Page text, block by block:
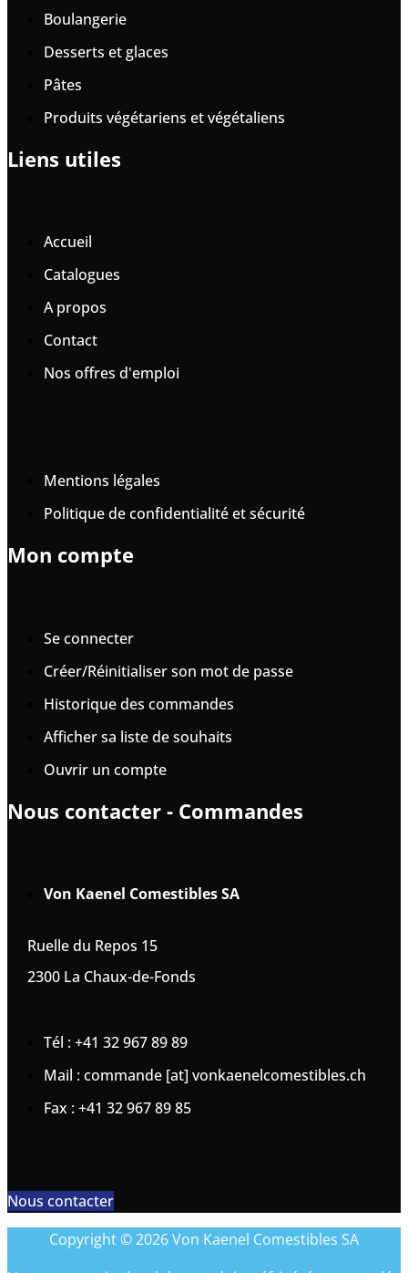
Boulangerie
Desserts et glaces
Pâtes
Produits végétariens et végétaliens
Liens utiles
Accueil
Catalogues
A propos
Contact
Nos offres d'emploi
Mentions légales
Politique de confidentialité et sécurité
Mon compte
Se connecter
Créer/Réinitialiser son mot de passe
Historique des commandes
Afficher sa liste de souhaits
Ouvrir un compte
Nous contacter - Commandes
Von Kaenel Comestibles SA
Ruelle du Repos 15
2300 La Chaux-de-Fonds
Tél : +41 32 967 89 89
Mail : commande [at] vonkaenelcomestibles.ch
Fax : +41 32 967 89 85
Nous contacter
Copyright © 2026 Von Kaenel Comestibles SA